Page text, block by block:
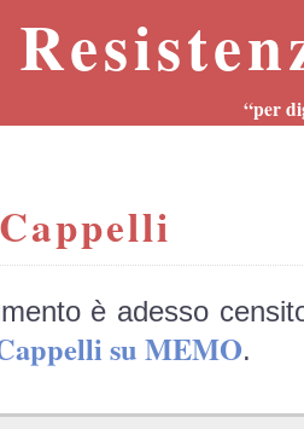
“per
è adesso
su MEMO.